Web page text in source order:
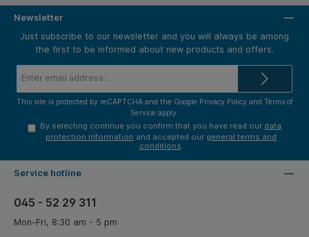
Newsletter
Just subscribe to our newsletter and you will always be among
the first to be informed about new products and offers.
This site is protected by reCAPTCHA and the Google Privacy Policyand Terms of
Service apply.
By selecting continue you confirm that you have read our data
protection information and accepted our general terms and
conditions
Service hotline
045 - 52 29 311
Mon-Fri, 8:30 am - 5 pm